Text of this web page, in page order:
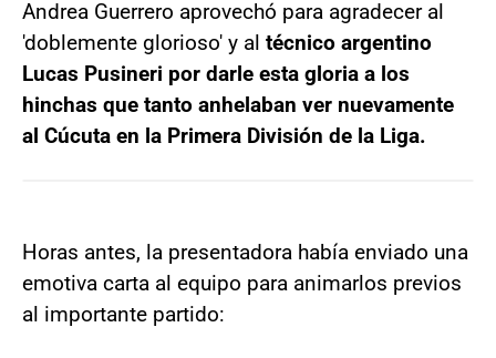
Andrea Guerrero aprovechó para agradecer al
'doblemente glorioso' y al técnico argentino
Lucas Pusineri por darle esta gloria a los
hinchas que tanto anhelaban ver nuevamente
al Cúcuta en la Primera División de la Liga.
Horas antes, la presentadora había enviado una
emotiva carta al equipo para animarlos previos
al importante partido: